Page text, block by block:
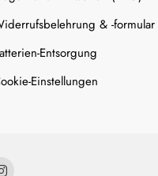
& -formular
Entsorgung
Einstellungen